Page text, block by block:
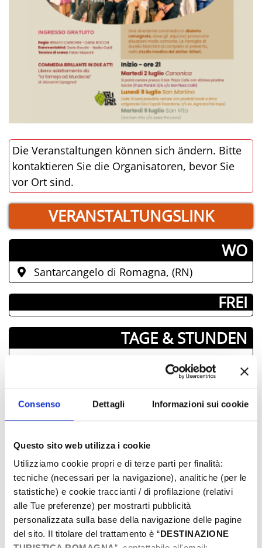
Consenso Dettagli Informazioni sui cookie
Questo sito web utilizza i cookie
Utilizziamo cookie propri e di terze parti per finalità:
tecniche (necessari per la navigazione), analitiche (per le
statistiche) e cookie traccianti / di profilazione (relativi
alle Tue preferenze) per mostrarti pubblicità
personalizzata sulla base della navigazione delle pagine
del sito. Il titolare del trattamento è “DESTINAZIONE
Die Veranstaltungen können sich ändern. Bitte
kontaktieren Sie die Organisatoren, bevor Sie
vor Ort sind.
VERANSTALTUNGSLINK
­WO
Santarcangelo di Romagna, (RN)
­ FREI
TAGE & STUNDEN
Mon
Die Mit Don Fre Sam
Son
01
02 03 04 05 06
07
08
09 10 11 12 13
14
22
31 02
05
06 07 08 09 10 11
DIE INFORMATIONEN ­